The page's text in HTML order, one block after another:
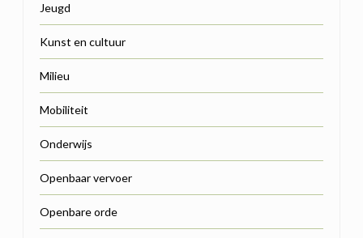
Jeugd
Kunst en cultuur
Milieu
Mobiliteit
Onderwijs
Openbaar vervoer
Openbare orde